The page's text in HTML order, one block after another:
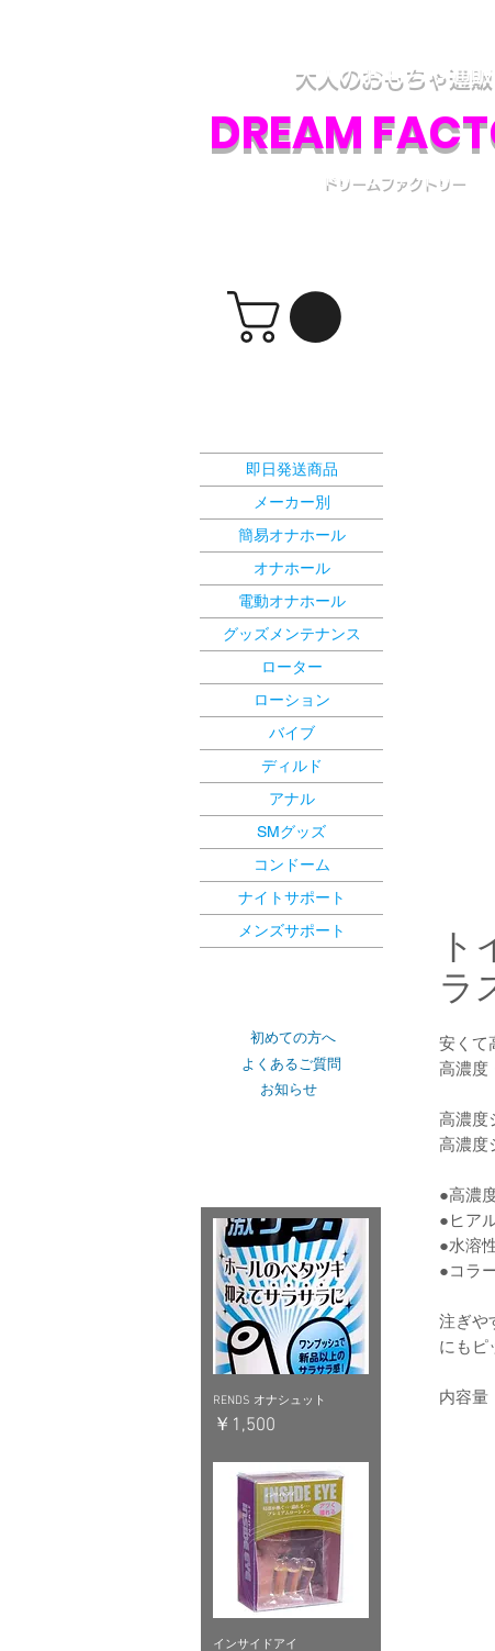
大人のおもちゃ通販
DREAM
ドリームファクトリー
ト
ラ
安くて
高濃度
高濃度
高濃度
●高濃
●ヒア
●水溶
●コラ
注ぎや
にもピ
内容
即日発送商品
メーカー別
簡易オナホール
オナホール
電動オナホール
グッズメンテナンス
ローター
ローション
バイブ
ディルド
アナル
SMグッズ
コンドーム
ナイトサポート
メンズサポート
RENDS オナシュット
価格
￥1,500
インサイドアイ
初めての方へ
よくあるご質問
お知らせ